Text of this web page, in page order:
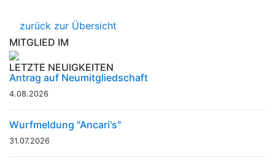
zurück zur Übersicht
MITGLIED IM
LETZTE NEUIGKEITEN
Antrag auf Neumitgliedschaft
4.08.2026
Wurfmeldung "Ancari's"
31.07.2026